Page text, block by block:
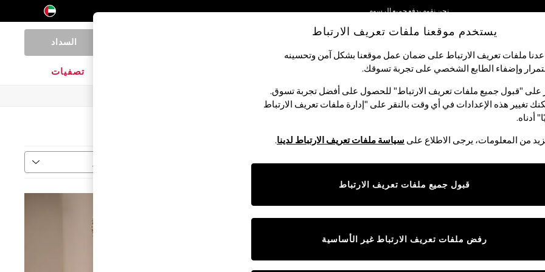
نحن نقوم بدفع جميع الرسوم
نحن نقبل
السداد
النساء الرجال تصفيات
المقاس الماركة الألوان
يستخدم موقعنا ملفات تعريف الارتباط
ملفات تعريف الارتباط على ضمان عمل موقعنا بشكل آمن وتحسينه
وإضفاء الطابع الشخصي على تجربة تسوقك.‏
على "قبول جميع ملفات تعريف الارتباط" للحصول على أفضل تجربة تسوق.
تغيير هذه الإعدادات في أي وقت بالنقر على "إدارة ملفات تعريف الارتباط
أدناه.
من المعلومات، يرجى الاطلاع على سياسة ملفات تعريف الارتباط لدينا.
قبول جميع ملفات تعريف الارتباط
رفض ملفات تعريف الارتباط غير الأساسية